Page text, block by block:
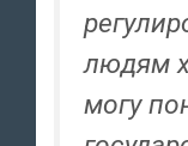
людям
могу